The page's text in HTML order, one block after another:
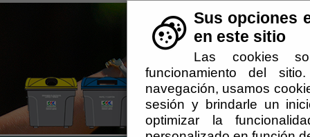
Sus opciones
en este sitio
Las cookies
funcionamiento del
navegación, usamos
sesión y brindarle un
optimizar la